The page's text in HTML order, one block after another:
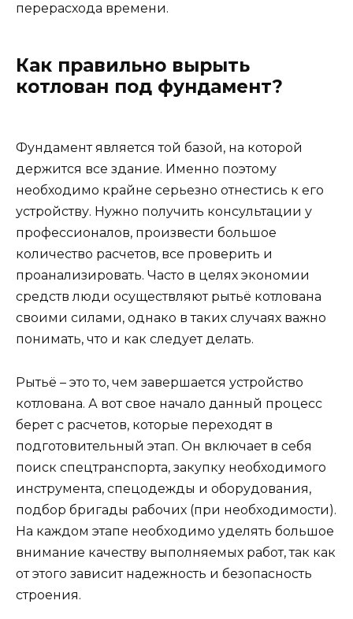
перерасхода времени.
Как правильно вырыть
котлован под фундамент?
Фундамент является той базой, на которой
держится все здание. Именно поэтому
необходимо крайне серьезно отнестись к его
устройству. Нужно получить консультации у
профессионалов, произвести большое
количество расчетов, все проверить и
проанализировать. Часто в целях экономии
средств люди осуществляют рытьё котлована
своими силами, однако в таких случаях важно
понимать, что и как следует делать.
Рытьё – это то, чем завершается устройство
котлована. А вот свое начало данный процесс
берет с расчетов, которые переходят в
подготовительный этап. Он включает в себя
поиск спецтранспорта, закупку необходимого
инструмента, спецодежды и оборудования,
подбор бригады рабочих (при необходимости).
На каждом этапе необходимо уделять большое
внимание качеству выполняемых работ, так как
от этого зависит надежность и безопасность
строения.